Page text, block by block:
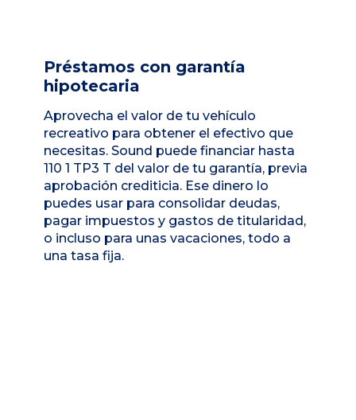
Préstamos con garantía
hipotecaria
Aprovecha el valor de tu vehículo
recreativo para obtener el efectivo que
necesitas. Sound puede financiar hasta
110 1 TP3 T del valor de tu garantía, previa
aprobación crediticia. Ese dinero lo
puedes usar para consolidar deudas,
pagar impuestos y gastos de titularidad,
o incluso para unas vacaciones, todo a
una tasa fija.